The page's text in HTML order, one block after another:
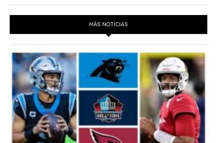
MÁS NOTICIAS